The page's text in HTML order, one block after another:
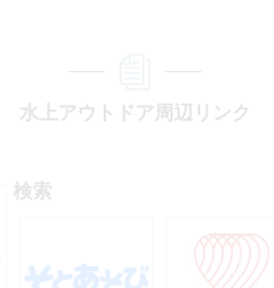
水上アウトドア周辺リンク
検索